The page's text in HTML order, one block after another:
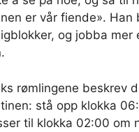
er vår fiende». Han
og jobba mer
rømlingene beskrev
stå opp klokka
til klokka 02:00 om